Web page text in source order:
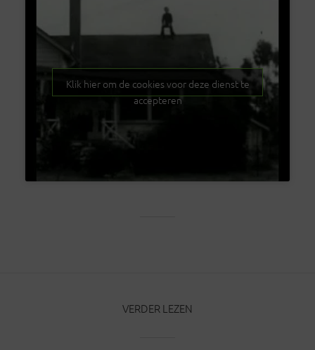
Klik hier om de cookies voor deze dienst te
accepteren
VERDER LEZEN